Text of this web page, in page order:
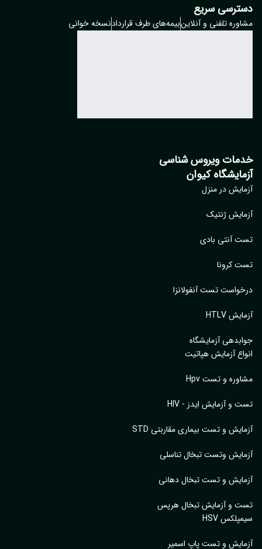
دسترسی سریع
مشاوره تلفنی و آنلاینبیمه‌های طرف قراردادنسخه خوانی
خدمات ویروس شناسی
آزمایشگاه کیوان
آزمایش در منزل
آزمایش ژنتیک
تست آنتی بادی
تست کرونا
درخواست تست آنفولانزا
آزمایش HTLV
جوابدهی آزمایشگاه
انواع آزمایش هپاتیت
مشاوره و تست Hpv
تست و آزمایش ایدز - HIV
آزمایش و تست بیماری مقاربتی STD
آزمایش وتست تبخال تناسلی
آزمایش و تست تبخال دهانی
تست و آزمایش تبخال هرپس
سیمپلکس HSV
آزمایش و تست پاپ اسمیر